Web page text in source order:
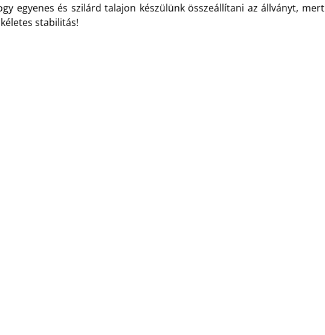
egyenes és szilárd talajon készülünk összeállítani az állványt, mert
stabilitás!